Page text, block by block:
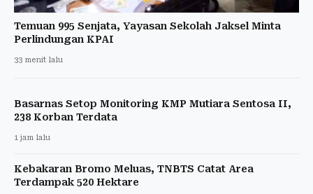
Temuan 995 Senjata, Yayasan Sekolah Jaksel Minta
Perlindungan KPAI
33 menit lalu
Basarnas Setop Monitoring KMP Mutiara Sentosa II,
238 Korban Terdata
1 jam lalu
Kebakaran Bromo Meluas, TNBTS Catat Area
Terdampak 520 Hektare